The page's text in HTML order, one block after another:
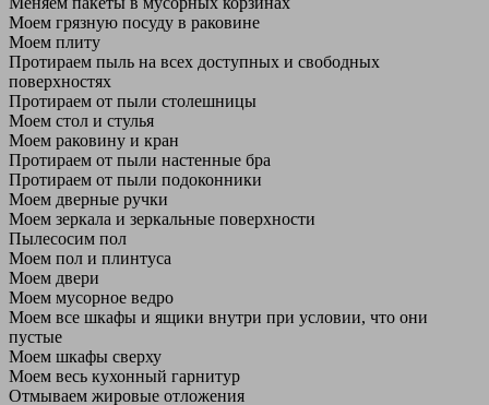
Моем грязную посуду в раковине
Моем плиту
Протираем пыль на всех доступных и свободных
поверхностях
Протираем от пыли столешницы
Моем стол и стулья
Моем раковину и кран
Протираем от пыли настенные бра
Протираем от пыли подоконники
Моем дверные ручки
Моем зеркала и зеркальные поверхности
Пылесосим пол
Моем пол и плинтуса
Моем двери
Моем мусорное ведро
Моем все шкафы и ящики внутри при условии, что они
пустые
Моем шкафы сверху
Моем весь кухонный гарнитур
Отмываем жировые отложения